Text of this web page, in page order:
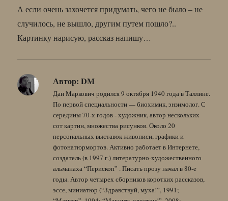
А если очень захочется придумать, чего не было – не
случилось, не вышло, другим путем пошло?..
Картинку нарисую, рассказ напишу…
Автор: DM
Дан Маркович родился 9 октября 1940 года в Таллине.
По первой специальности — биохимик, энзимолог. С
середины 70-х годов - художник, автор нескольких
сот картин, множества рисунков. Около 20
персональных выставок живописи, графики и
фотонатюрмортов. Активно работает в Интернете,
создатель (в 1997 г.) литературно-художественного
альманаха “Перископ” . Писать прозу начал в 80-е
годы. Автор четырех сборников коротких рассказов,
эссе, миниатюр (“Здравствуй, муха!”, 1991;